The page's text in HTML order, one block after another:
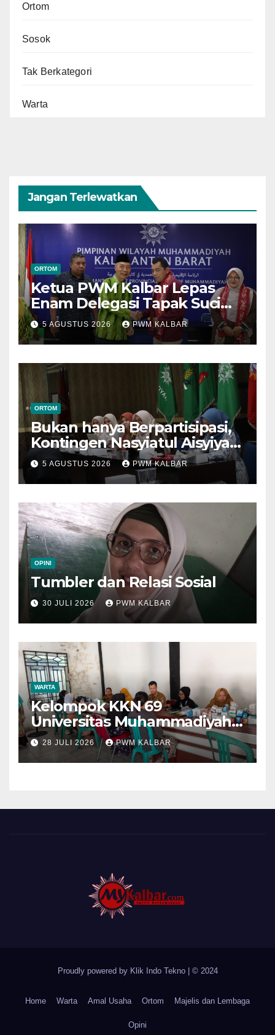
Ortom
Sosok
Tak Berkategori
Warta
Jangan Terlewatkan
ORTOM
Ketua PWM Kalbar Lepas
Enam Delegasi Tapak Suci
Menuju Muktamar XVI di
Semarang
5 AGUSTUS 2026 PWM KALBAR
ORTOM
Bukan hanya Berpartisipasi,
Kontingen Nasyiatul Aisyiyah
Kalbar Perjuangkan Program
di Muktamar XV
5 AGUSTUS 2026 PWM KALBAR
OPINI
Tumbler dan Relasi Sosial
30 JULI 2026 PWM KALBAR
WARTA
Kelompok KKN 69
Universitas Muhammadiyah
Pontianak Dibagi Dua Tim,
Cat Bangunan dan Dampingi
Pelayanan Posyandu Lansia
28 JULI 2026 PWM KALBAR
Proudly powered by Klik Indo Tekno © 2024
Home Warta Amal Usaha Ortom Majelis dan Lembaga
Opini